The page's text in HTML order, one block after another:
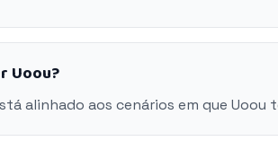
Uoou?
alinhado aos cenários em que Uoou